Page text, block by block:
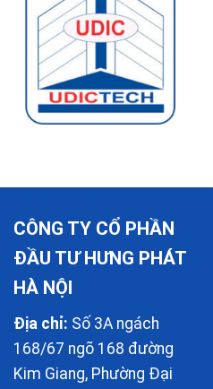
CÔNG TY CỔ PHẦN
ĐẦU TƯ HƯNG PHÁT
HÀ NỘI
Địa chỉ: Số 3A ngách
168/67 ngõ 168 đường
Kim Giang, Phường Đại